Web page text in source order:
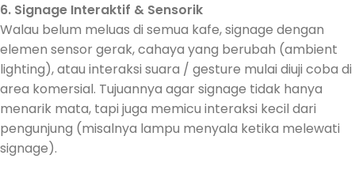
6. Signage Interaktif & Sensorik
Walau belum meluas di semua kafe, signage dengan
elemen sensor gerak, cahaya yang berubah (ambient
lighting), atau interaksi suara / gesture mulai diuji coba di
area komersial. Tujuannya agar signage tidak hanya
menarik mata, tapi juga memicu interaksi kecil dari
pengunjung (misalnya lampu menyala ketika melewati
signage).